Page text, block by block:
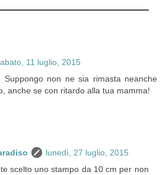
11 luglio, 2015
Suppongo non ne sia rimasta neanche
anche se con ritardo alla tua mamma!
lunedì, 27 luglio, 2015
scelto uno stampo da 10 cm per non